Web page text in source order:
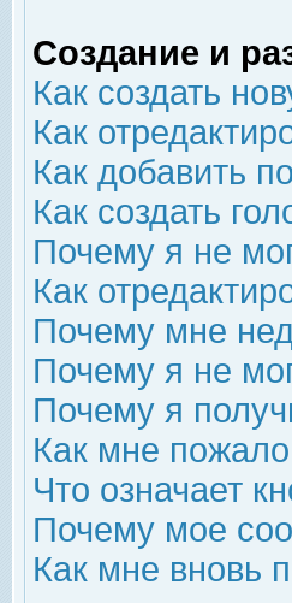
Создание и
Как создать
Как
Как добавить
Как создать
Почему я не
Как
Почему мне
Почему я не
Почему я
Как мне
Что означает
Почему мое
Как мне вновь